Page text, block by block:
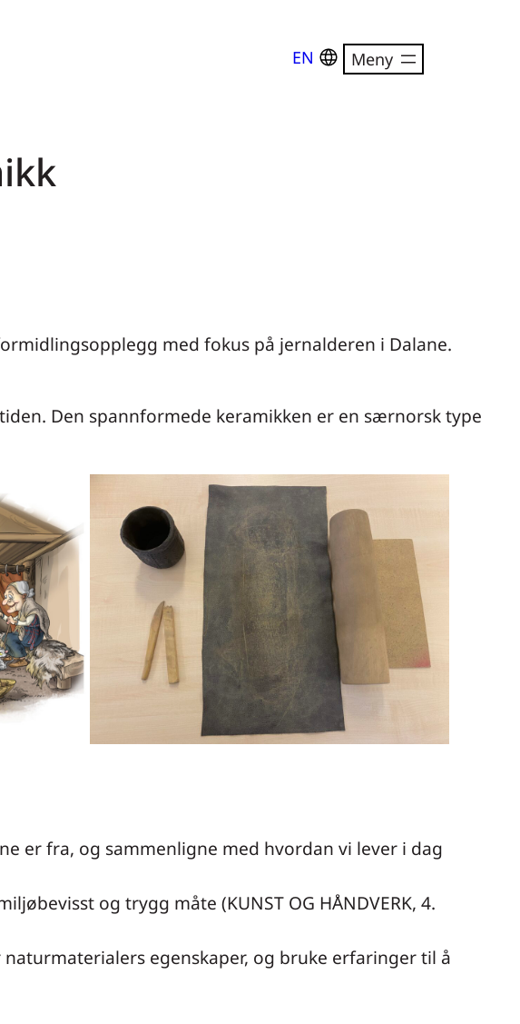
EN
med fokus på jernalderen i Dalane.
Den spannformede keramikken er en særnorsk type
er fra, og sammenligne med hvordan vi lever i dag
og trygg måte (KUNST OG HÅNDVERK, 4.
egenskaper, og bruke erfaringer til å